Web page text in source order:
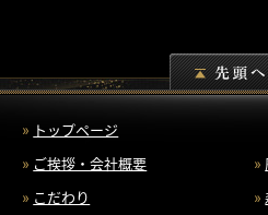
トップページ
ご挨拶・会社概要
こだわり